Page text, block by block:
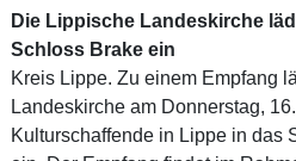
Die Lippische Landeskirche
Schloss Brake ein
Kreis Lippe. Zu einem Empfang
Landeskirche am Donnerstag,
Kulturschaffende in Lippe in das